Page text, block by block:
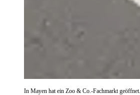
In Mayen hat ein Zoo & Co.-Fachmarkt